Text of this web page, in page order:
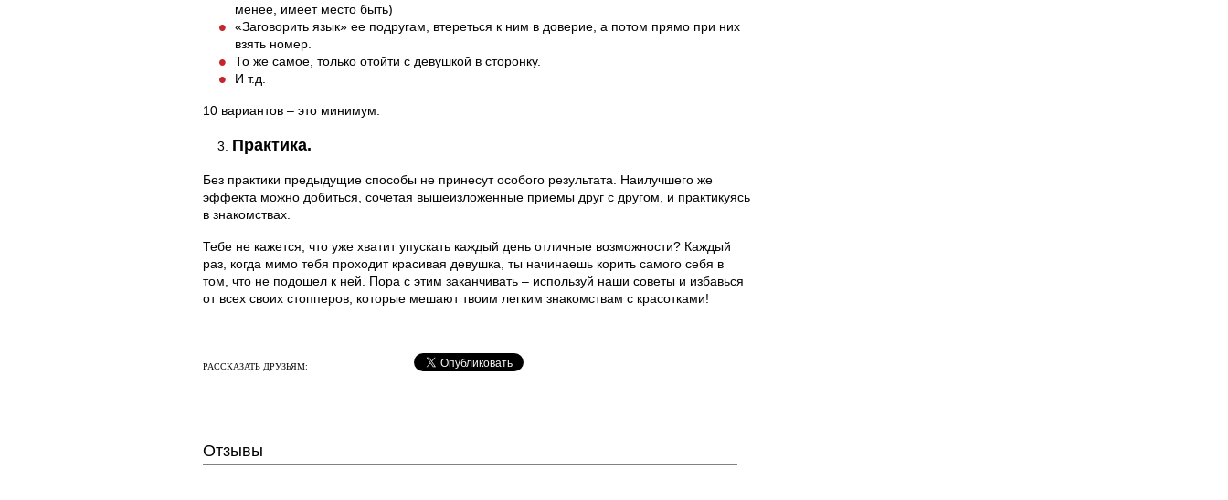
менее, имеет место быть)
«Заговорить язык» ее подругам, втереться к ним в доверие, а потом прямо при них
взять номер.
То же самое, только отойти с девушкой в сторонку.
И т.д.
10 вариантов – это минимум.
3. Практика.
Без практики предыдущие способы не принесут особого результата. Наилучшего же
эффекта можно добиться, сочетая вышеизложенные приемы друг с другом, и практикуясь
в знакомствах.
Тебе не кажется, что уже хватит упускать каждый день отличные возможности? Каждый
раз, когда мимо тебя проходит красивая девушка, ты начинаешь корить самого себя в
том, что не подошел к ней. Пора с этим заканчивать – используй наши советы и избавься
от всех своих стопперов, которые мешают твоим легким знакомствам с красотками!
РАССКАЗАТЬ ДРУЗЬЯМ:
Отзывы